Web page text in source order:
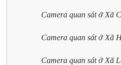
Camera quan sát ở Xã
Camera quan sát ở Xã
Camera quan sát ở Xã